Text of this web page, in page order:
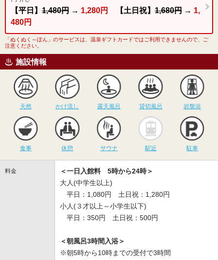
【平日】 1,480円 → 1,280円 【土日祝】 1,680円 → 1,
480円
「ぬくぬく～ぽん」のサービスは、温泉ギフトカードではご利用できませんので、ご
注意ください。
施設情報
天然
かけ流し
かけ流し
露天風呂
露天風呂
貸切風呂
貸切風呂 岩盤浴
食事 休憩
サウナ
サウナ 駅近 駐車
料金
＜一日入館料 5時から24時＞
大人(中学生以上)
平日：1,080円 土日祝：1,280円
小人(３才以上～小学生以下)
平日：350円 土日祝：500円
＜朝風呂3時間入浴＞
※朝5時から10時までの受付で3時間